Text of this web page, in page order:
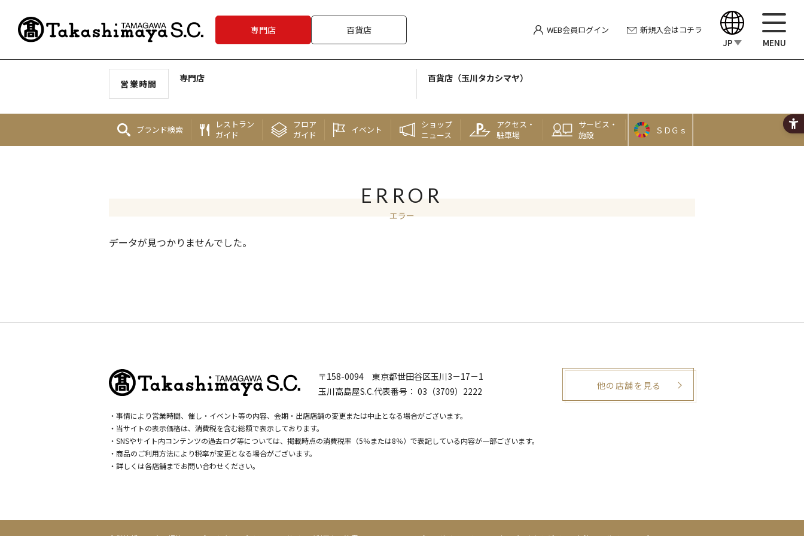
専門店 百貨店 WEB会員ログイン 新規入会はコチラ
JP MENU
営業時間 専門店 百貨店（玉川タカシマヤ）
ブランド検索
レストラン
ガイド
フロア
ガイド
イベント
ショップ
ニュース
アクセス・
駐車場
サービス・
施設
ＳＤＧｓ
ERROR
エラー
データが見つかりませんでした。
〒158-0094 東京都世田谷区玉川3－17－1
玉川高島屋S.C.代表番号： 03（3709）2222 他の店舗を見る
・事情により営業時間、催し・イベント等の内容、会期・出店店舗の変更または中止となる場合がございます。
・当サイトの表示価格は、消費税を含む総額で表示しております。
・SNSやサイト内コンテンツの過去ログ等については、掲載時点の消費税率（5％または8％）で表記している内容が一部ございます。
・商品のご利用方法により税率が変更となる場合がございます。
・詳しくは各店舗までお問い合わせください。